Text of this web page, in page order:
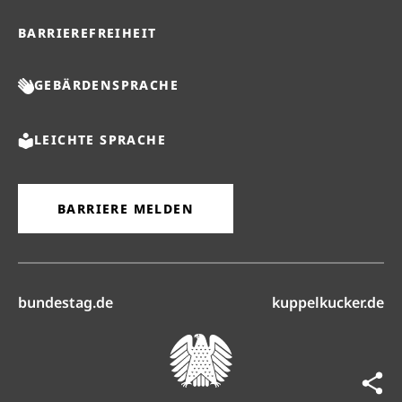
BARRIEREFREIHEIT
GEBÄRDENSPRACHE
LEICHTE SPRACHE
BARRIERE MELDEN
bundestag.de(öffnet in neuem Reiter)kuppelkucker.de